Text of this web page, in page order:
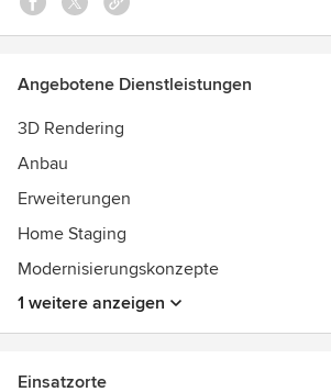
Angebotene Dienstleistungen
3D Rendering
Anbau
Erweiterungen
Home Staging
Modernisierungskonzepte
1 weitere anzeigen
Einsatzorte